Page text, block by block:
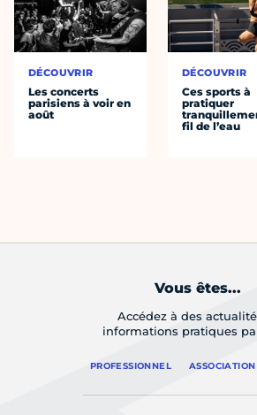
DÉCOUVRIR
Les concerts
parisiens à voir en
août
DÉCOUVRIR
Ces sports à
pratiquer
fil de l’eau
Vous êtes...
Accédez à des
informations pratiques
PROFESSIONNEL ASSOCIATION